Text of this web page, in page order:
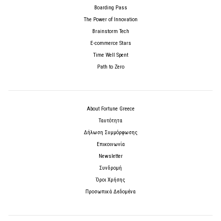
Boarding Pass
The Power of Innovation
Brainstorm Tech
E-commerce Stars
Time Well Spent
Path to Zero
About Fortune Greece
Ταυτότητα
Δήλωση Συμμόρφωσης
Επικοινωνία
Newsletter
Συνδρομή
Όροι Χρήσης
Προσωπικά Δεδομένα